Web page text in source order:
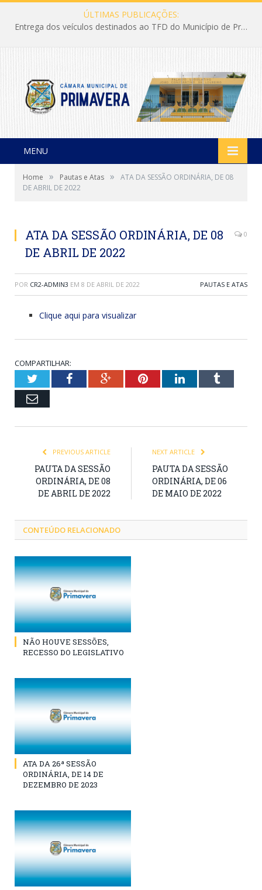
ÚLTIMAS PUBLICAÇÕES:
Entrega dos veículos destinados ao TFD do Município de Primavera
MENU
Home » Pautas e Atas »
ATA DA SESSÃO ORDINÁRIA, DE 08
DE ABRIL DE 2022
ATA DA SESSÃO ORDINÁRIA, DE 08
DE ABRIL DE 2022
0
POR CR2-ADMIN3 EM 8 DE ABRIL DE 2022 PAUTAS E ATAS
Clique aqui para visualizar
COMPARTILHAR:
TwitterFacebookGoogle+PinterestLinkedInTumblr
Email
PREVIOUS ARTICLE
PAUTA DA SESSÃO
ORDINÁRIA, DE 08
DE ABRIL DE 2022
NEXT ARTICLE
PAUTA DA SESSÃO
ORDINÁRIA, DE 06
DE MAIO DE 2022
CONTEÚDO RELACIONADO
NÃO HOUVE SESSÕES,
RECESSO DO LEGISLATIVO
ATA DA 26ª SESSÃO
ORDINÁRIA, DE 14 DE
DEZEMBRO DE 2023